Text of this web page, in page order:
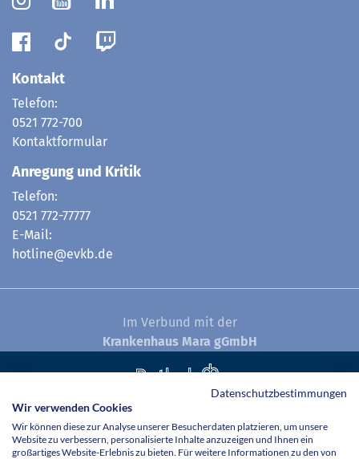
Kontakt
Telefon:
0521 772-700
Kontaktformular
Anregung und Kritik
Telefon:
0521 772-77777
E-Mail:
hotline@evkb.de
Im Verbund mit der
Krankenhaus Mara gGmbH
© Evangelisches Klinikum Bethel 2026
Datenschutzbestimmungen
Wir verwenden Cookies
Wir können diese zur Analyse unserer Besucherdaten platzieren, um unsere
Website zu verbessern, personalisierte Inhalte anzuzeigen und Ihnen ein
großartiges Website-Erlebnis zu bieten. Für weitere Informationen zu den von